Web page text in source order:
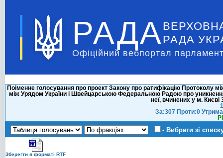
РАДА РАДА
Офіційний вебпортал
Поіменне голосування про проект Закону про ратифікацію Протоколу
між Урядом України і Швейцарською Федеральною Радою про
неї, вчинених у м.
За:307 Проти:0
- Вибрати зі
Зберегти в форматі RTF